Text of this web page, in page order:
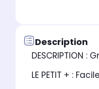
Description
DESCRIPTION
LE PETIT + :